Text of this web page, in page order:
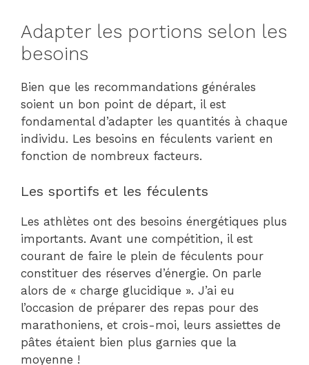
Adapter les portions selon les
besoins
Bien que les recommandations générales
soient un bon point de départ, il est
fondamental d’adapter les quantités à chaque
individu. Les besoins en féculents varient en
fonction de nombreux facteurs.
Les sportifs et les féculents
Les athlètes ont des besoins énergétiques plus
importants. Avant une compétition, il est
courant de faire le plein de féculents pour
constituer des réserves d’énergie. On parle
alors de « charge glucidique ». J’ai eu
l’occasion de préparer des repas pour des
marathoniens, et crois-moi, leurs assiettes de
pâtes étaient bien plus garnies que la
moyenne !